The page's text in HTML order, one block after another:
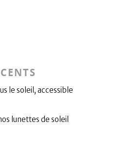
le soleil, accessible
lunettes de soleil